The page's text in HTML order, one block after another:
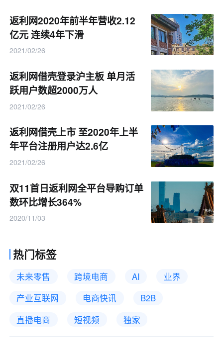
返利网2020年前半年营收2.12
亿元 连续4年下滑
2021/02/26
返利网借壳登录沪主板 单月活
跃用户数超2000万人
2021/02/26
返利网借壳上市 至2020年上半
年平台注册用户达2.6亿
2021/02/26
双11首日返利网全平台导购订单
数环比增长364%
2020/11/03
热门标签
未来零售 跨境电商 AI
业界
产业互联网
电商快讯
B2B
直播电商
短视频 独家